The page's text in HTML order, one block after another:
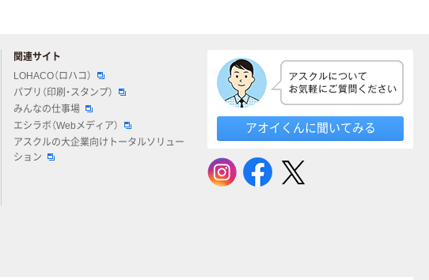
関連サイト
LOHACO（ロハコ）
パプリ（印刷・スタンプ）
みんなの仕事場
エシラボ（Webメディア）
アスクルの大企業向けトータルソリュー
ション
アオイくんに聞いてみる